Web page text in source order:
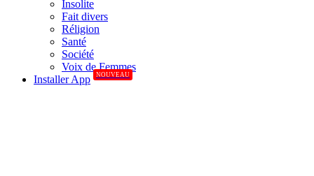
Insolite
Fait divers
Réligion
Santé
Société
Voix de Femmes
Installer App
NOUVEAU